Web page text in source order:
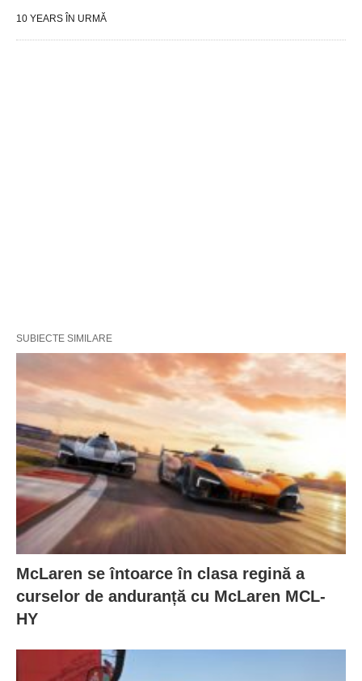
10 YEARS ÎN URMĂ
SUBIECTE SIMILARE
McLaren se întoarce în clasa regină a
curselor de anduranță cu McLaren MCL-
HY